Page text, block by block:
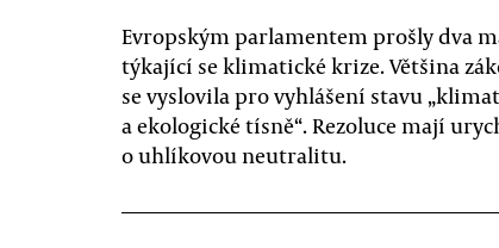
Evropským parlamentem prošly dva
týkající se klimatické krize. Většina
se vyslovila pro vyhlášení stavu
a ekologické tísně“. Rezoluce mají
o uhlíkovou neutralitu.